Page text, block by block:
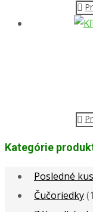
Kategórie
Posledné
Čučoriedky